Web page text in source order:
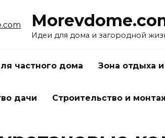
Идеи для дома и загородной
частного дома Зона отдыха
дачи Строительство и